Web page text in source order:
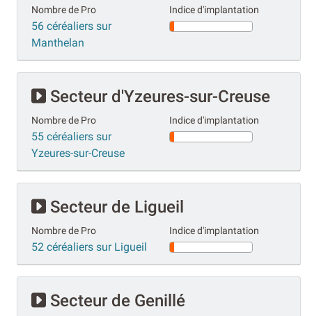
Nombre de Pro
56 céréaliers sur
Manthelan
Indice d'implantation
Secteur d'Yzeures-sur-Creuse
Nombre de Pro
55 céréaliers sur
Yzeures-sur-Creuse
Indice d'implantation
Secteur de Ligueil
Nombre de Pro
52 céréaliers sur Ligueil
Indice d'implantation
Secteur de Genillé